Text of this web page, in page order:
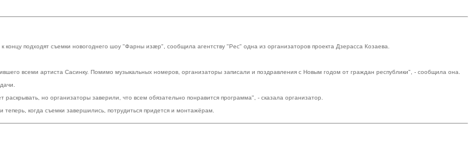
концу подходят съемки новогоднего шоу "Фарны изӕр", сообщила агентству "Рес" одна из организаторов проекта Дзерасса Козаева.
всеми артиста Сасинку. Помимо музыкальных номеров, организаторы записали и поздравления с Новым годом от граждан республики", - сообщила она.
но организаторы заверили, что всем обязательно понравится программа", - сказала организатор.
когда съемки завершились, потрудиться придется и монтажёрам.